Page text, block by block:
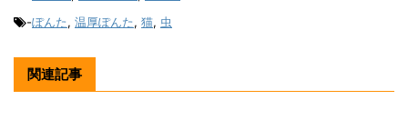
-ぽんた, 温厚ぽんた, 猫, 虫
関連記事